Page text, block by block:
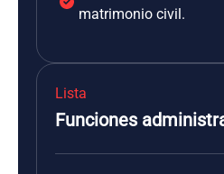
matrimonio civil.
Lista
Funciones